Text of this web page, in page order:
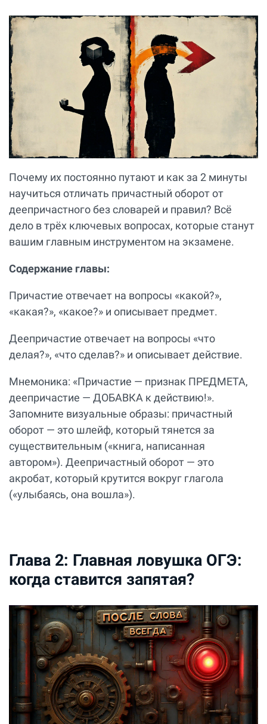
Почему их постоянно путают и как за 2 минуты
научиться отличать причастный оборот от
деепричастного без словарей и правил? Всё
дело в трёх ключевых вопросах, которые станут
вашим главным инструментом на экзамене.
Содержание главы:
Причастие отвечает на вопросы «какой?»,
«какая?», «какое?» и описывает предмет.
Деепричастие отвечает на вопросы «что
делая?», «что сделав?» и описывает действие.
Мнемоника: «Причастие — признак ПРЕДМЕТА,
деепричастие — ДОБАВКА к действию!».
Запомните визуальные образы: причастный
оборот — это шлейф, который тянется за
существительным («книга, написанная
автором»). Деепричастный оборот — это
акробат, который крутится вокруг глагола
(«улыбаясь, она вошла»).
Глава 2: Главная ловушка ОГЭ:
когда ставится запятая?